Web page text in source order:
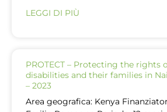
LEGGI DI PIÙ
PROTECT – Protecting the rights
disabilities and their families in
– 2023
Area geografica: Kenya